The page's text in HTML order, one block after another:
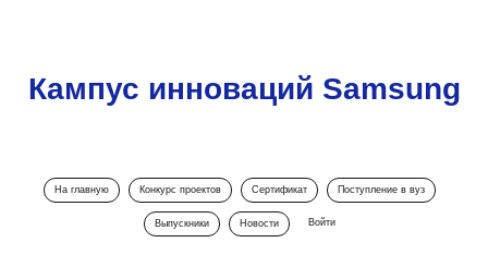
Кампус инноваций Samsung
На главную Конкурс проектов Сертификат Поступление в вуз
Выпускники Новости Войти